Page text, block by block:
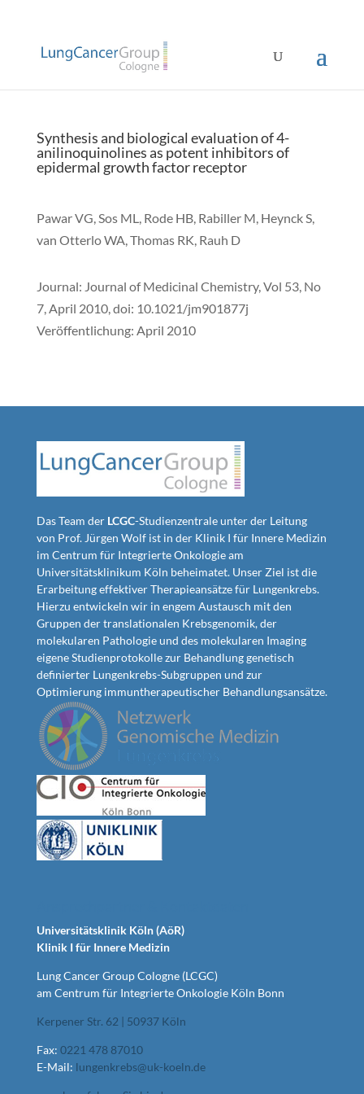
Synthesis and biological evaluation of 4-
anilinoquinolines as potent inhibitors of
epidermal growth factor receptor
Pawar VG, Sos ML, Rode HB, Rabiller M, Heynck S,
van Otterlo WA, Thomas RK, Rauh D
Journal: Journal of Medicinal Chemistry, Vol 53, No
7, April 2010, doi: 10.1021/jm901877j
Veröffentlichung: April 2010
Das Team der LCGC-Studienzentrale unter der Leitung
von Prof. Jürgen Wolf ist in der Klinik I für Innere Medizin
im Centrum für Integrierte Onkologie am
Universitätsklinikum Köln beheimatet. Unser Ziel ist die
Erarbeitung effektiver Therapieansätze für Lungenkrebs.
Hierzu entwickeln wir in engem Austausch mit den
Gruppen der translationalen Krebsgenomik, der
molekularen Pathologie und des molekularen Imaging
eigene Studienprotokolle zur Behandlung genetisch
definierter Lungenkrebs-Subgruppen und zur
Optimierung immuntherapeutischer Behandlungsansätze.
Universitätsklinik Köln (AöR)
Klinik I für Innere Medizin
Lung Cancer Group Cologne (LCGC)
am Centrum für Integrierte Onkologie Köln Bonn
Kerpener Str. 62 | 50937 Köln
Fax: 0221 478 87010
E-Mail: lungenkrebs@uk-koeln.de